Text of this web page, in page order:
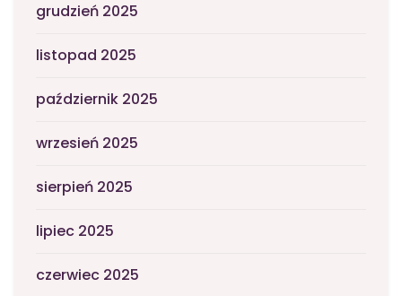
grudzień 2025
listopad 2025
październik 2025
wrzesień 2025
sierpień 2025
lipiec 2025
czerwiec 2025